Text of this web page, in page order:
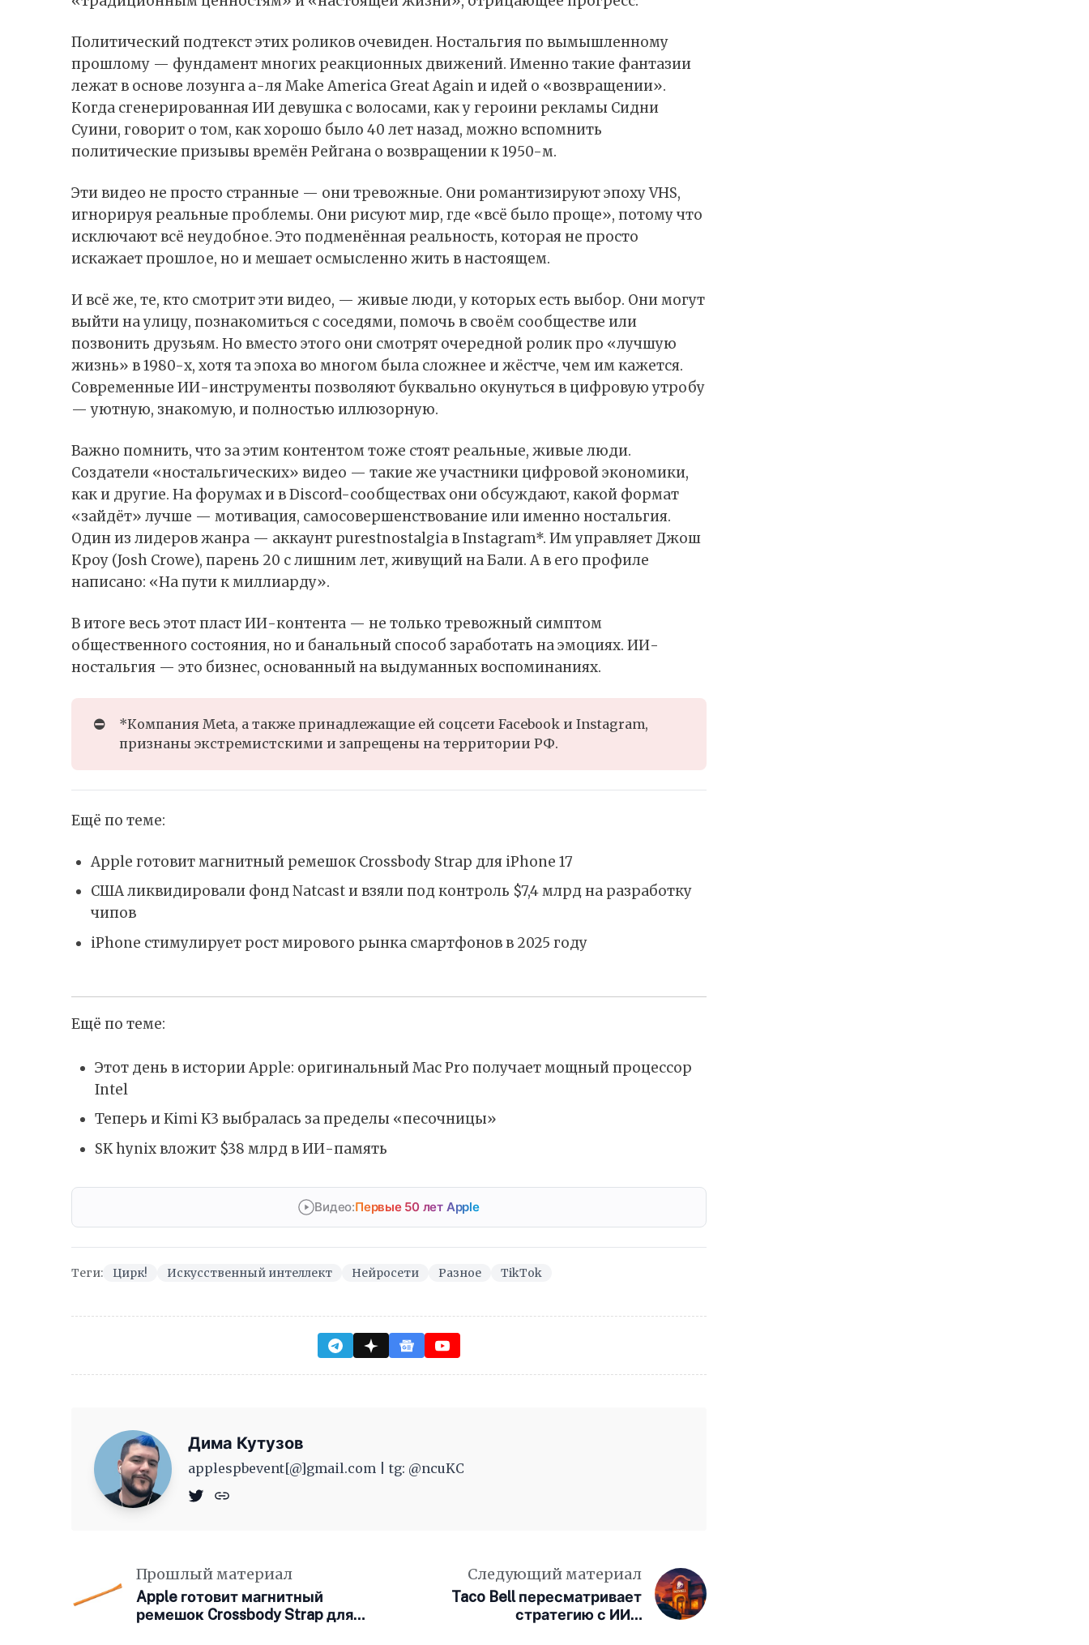
Политический подтекст этих роликов очевиден. Ностальгия по вымышленному
прошлому — фундамент многих реакционных движений. Именно такие фантазии
лежат в основе лозунга а-ля Make America Great Again и идей о «возвращении».
Когда сгенерированная ИИ девушка с волосами, как у героини рекламы Сидни
Суини, говорит о том, как хорошо было 40 лет назад, можно вспомнить
политические призывы времён Рейгана о возвращении к 1950-м.
Эти видео не просто странные — они тревожные. Они романтизируют эпоху VHS,
игнорируя реальные проблемы. Они рисуют мир, где «всё было проще», потому что
исключают всё неудобное. Это подменённая реальность, которая не просто
искажает прошлое, но и мешает осмысленно жить в настоящем.
И всё же, те, кто смотрит эти видео, — живые люди, у которых есть выбор. Они могут
выйти на улицу, познакомиться с соседями, помочь в своём сообществе или
позвонить друзьям. Но вместо этого они смотрят очередной ролик про «лучшую
жизнь» в 1980-х, хотя та эпоха во многом была сложнее и жёстче, чем им кажется.
Современные ИИ-инструменты позволяют буквально окунуться в цифровую утробу
— уютную, знакомую, и полностью иллюзорную.
Важно помнить, что за этим контентом тоже стоят реальные, живые люди.
Создатели «ностальгических» видео — такие же участники цифровой экономики,
как и другие. На форумах и вDiscord-сообществах они обсуждают, какой формат
«зайдёт» лучше — мотивация, самосовершенствование или именно ностальгия.
Один из лидеров жанра — аккаунт purestnostalgia вInstagram*. Им управляет Джош
Кроу (Josh Crowe), парень 20 с лишним лет, живущий на Бали. А в его профиле
написано: «На пути к миллиарду».
В итоге весь этот пласт ИИ-контента — не только тревожный симптом
общественного состояния, но и банальный способ заработать на эмоциях. ИИ-
ностальгия — это бизнес, основанный на выдуманных воспоминаниях.
⛔
*Компания Meta, а также принадлежащие ей соцсети Facebook и Instagram,
признаны экстремистскими и запрещены на территории РФ.
Ещё по теме:
Apple готовит магнитный ремешок Crossbody Strap для iPhone 17
США ликвидировали фонд Natcast и взяли под контроль $7,4 млрд на разработку
чипов
iPhone стимулирует рост мирового рынка смартфонов в 2025 году
Ещё по теме:
Этот день в истории Apple: оригинальный Mac Pro получает мощный процессор
Intel
Теперь и Kimi K3 выбралась за пределы «песочницы»
SK hynix вложит $38 млрд в ИИ-память
Видео:Первые 50 лет Apple
Теги: Цирк! Искусственный интеллект Нейросети Разное TikTok
Дима Кутузов
applespbevent[@]gmail.com | tg: @ncuKC
Прошлый материал
Apple готовит магнитный
ремешок Crossbody Strap для
Следующий материал
Taco Bell пересматривает
стратегию с ИИ в